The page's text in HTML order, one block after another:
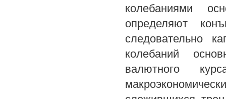
колебаниями
определяют
следовательно
колебаний
валютного